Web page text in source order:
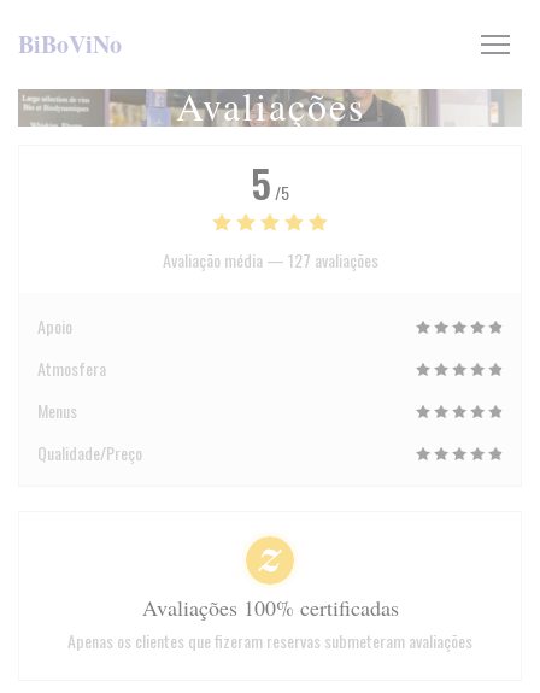
BiBoViNo
Avaliações
5 /5
Avaliação média —127 avaliações
Apoio
Atmosfera
Menus
Qualidade/Preço
Avaliações 100% certificadas
Apenas os clientes que fizeram reservas submeteram avaliações